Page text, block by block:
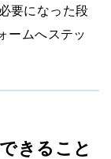
要になった段
ームへステッ
きること